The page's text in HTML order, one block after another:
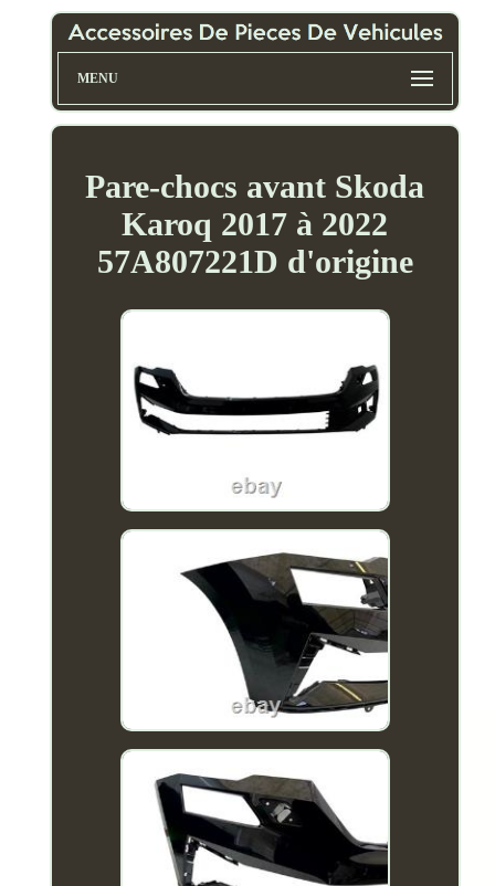
MENU
Pare-chocs avant Skoda
Karoq 2017 à 2022
57A807221D d'origine